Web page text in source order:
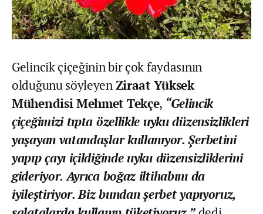
Gelincik çiçeğinin bir çok faydasının
olduğunu söyleyenZiraat Yüksek
Mühendisi Mehmet Tekçe, “Gelincik
çiçeğimizi tıpta özellikle uyku düzensizlikleri
yaşayan vatandaşlar kullanıyor. Şerbetini
yapıp çayı içildiğinde uyku düzensizliklerini
gideriyor. Ayrıca boğaz iltihabını da
iyileştiriyor. Biz bundan şerbet yapıyoruz,